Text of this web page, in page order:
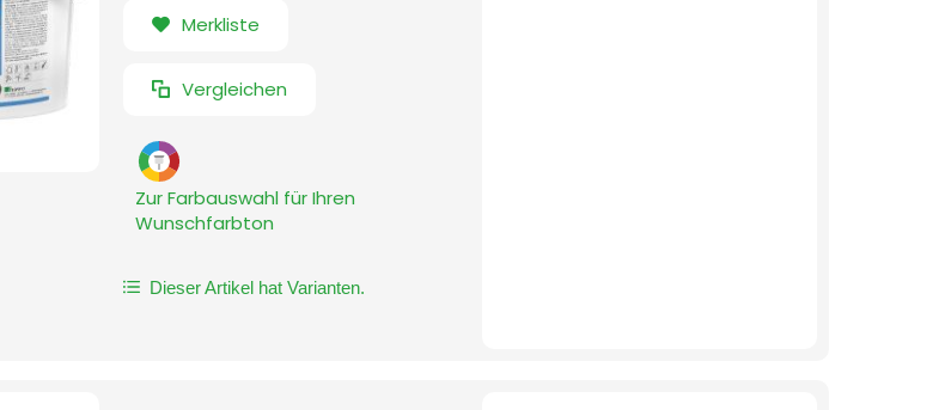
Merkliste
Vergleichen
Zur Farbauswahl für Ihren
Wunschfarbton
Dieser Artikel hat Varianten.